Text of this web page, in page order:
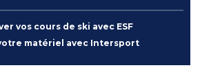
vos cours de ski avec ESF
matériel avec Intersport